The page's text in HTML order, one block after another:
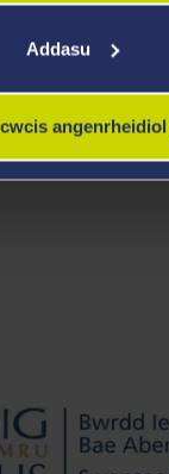
Addasu
adsefydlu